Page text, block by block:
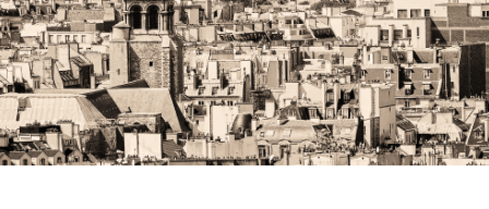
CONSEIL EN
INVESTISSEMENT
LOCATIF
GARANTIR L' ACQUISITION